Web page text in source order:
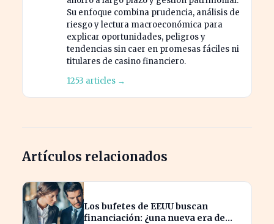
Su enfoque combina prudencia, análisis de
riesgo y lectura macroeconómica para
explicar oportunidades, peligros y
tendencias sin caer en promesas fáciles ni
titulares de casino financiero.
1253 articles →
Artículos relacionados
Los bufetes de EEUU buscan
financiación: ¿una nueva era de